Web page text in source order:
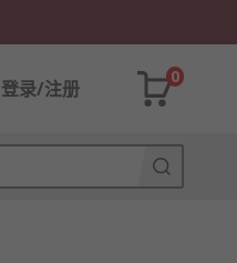
登录/注册
0